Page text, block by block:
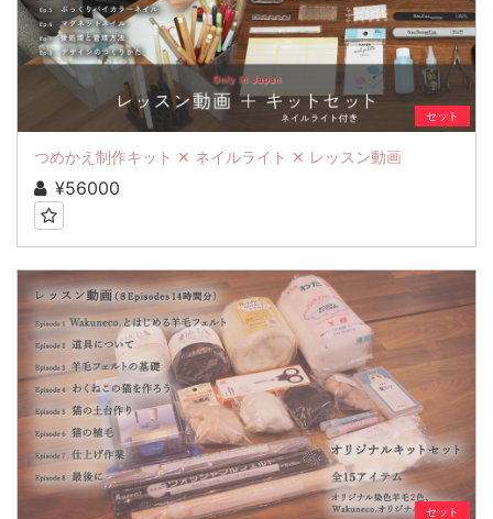
セット
つめかえ制作キット ✕ ネイルライト ✕ レッスン動画
¥56000
セット